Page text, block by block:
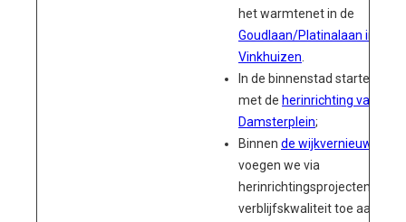
het warmtenet in de
Goudlaan/Platinalaan in
Vinkhuizen
In de binnenstad starten we
met de herinrichting van het
Damsterplein;
Binnen de wijkvernieuwing
voegen we via
herinrichtingsprojecten meer
verblijfskwaliteit toe aan de